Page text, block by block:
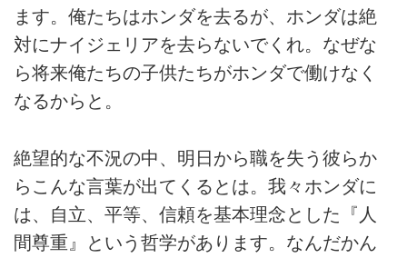
ます。俺たちはホンダを去るが、ホンダは絶
対にナイジェリアを去らないでくれ。なぜな
ら将来俺たちの子供たちがホンダで働けなく
なるからと。
絶望的な不況の中、明日から職を失う彼らか
らこんな言葉が出てくるとは。我々ホンダに
は、自立、平等、信頼を基本理念とした『人
間尊重』という哲学があります。なんだかん